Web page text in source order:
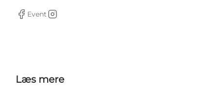
Facebook
Event
Instagram
Læs mere